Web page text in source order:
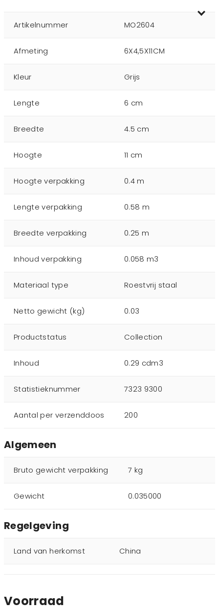
Artikelnummer MO2604
Afmeting 6X4,5X11CM
Kleur Grijs
Lengte 6 cm
Breedte 4.5 cm
Hoogte 11 cm
Hoogte verpakking 0.4 m
Lengte verpakking 0.58 m
Breedte verpakking 0.25 m
Inhoud verpakking 0.058 m3
Materiaal type Roestvrij staal
Netto gewicht (kg) 0.03
Productstatus Collection
Inhoud 0.29 cdm3
Statistieknummer 7323 9300
Aantal per verzenddoos 200
Algemeen
Bruto gewicht verpakking 7 kg
Gewicht 0.035000
Regelgeving
Land van herkomst China
Voorraad